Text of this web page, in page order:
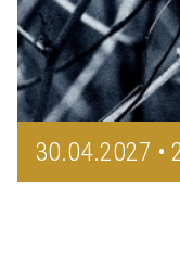
30.04.2027 •